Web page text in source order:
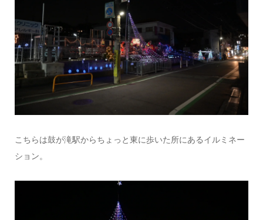
こちらは鼓が滝駅からちょっと東に歩いた所にあるイルミネー
ション。